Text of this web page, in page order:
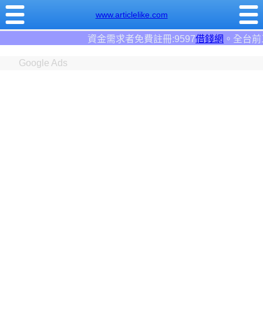
www.articlelike.com
借錢網。全台前三大借錢網站！
Google Ads